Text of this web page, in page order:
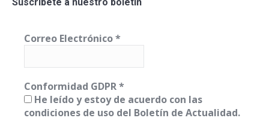
Correo Electrónico*
Conformidad GDPR*
He leído y estoy de acuerdo con las
condiciones de uso del Boletín de Actualidad.